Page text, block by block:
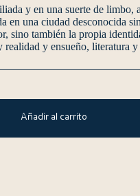
y en una suerte de limbo,
una ciudad desconocida
también la propia
y ensueño, literatura
Añadir al carrito